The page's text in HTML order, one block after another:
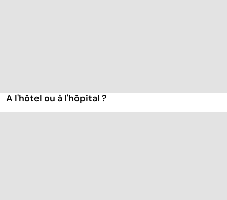
A l'hôtel ou à l'hôpital ?